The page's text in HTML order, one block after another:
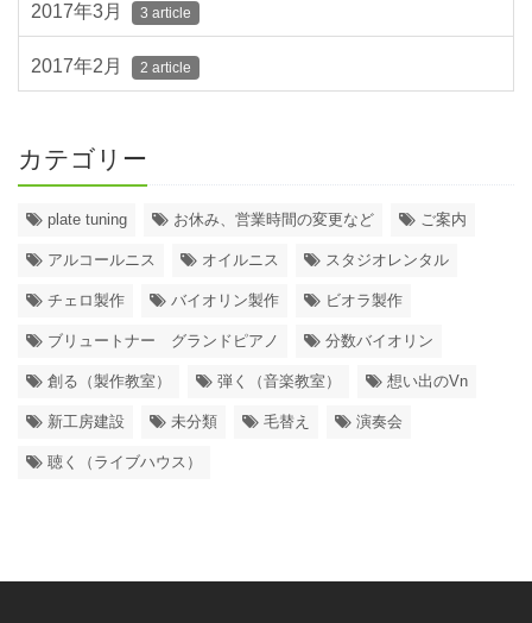
2017年3月 3 article
2017年2月 2 article
カテゴリー
plate tuning お休み、営業時間の変更など ご案内
アルコールニス オイルニス スタジオレンタル
チェロ製作 バイオリン製作 ビオラ製作
ブリュートナー グランドピアノ 分数バイオリン
創る（製作教室） 弾く（音楽教室） 想い出のVn
新工房建設 未分類 毛替え 演奏会
聴く（ライブハウス）